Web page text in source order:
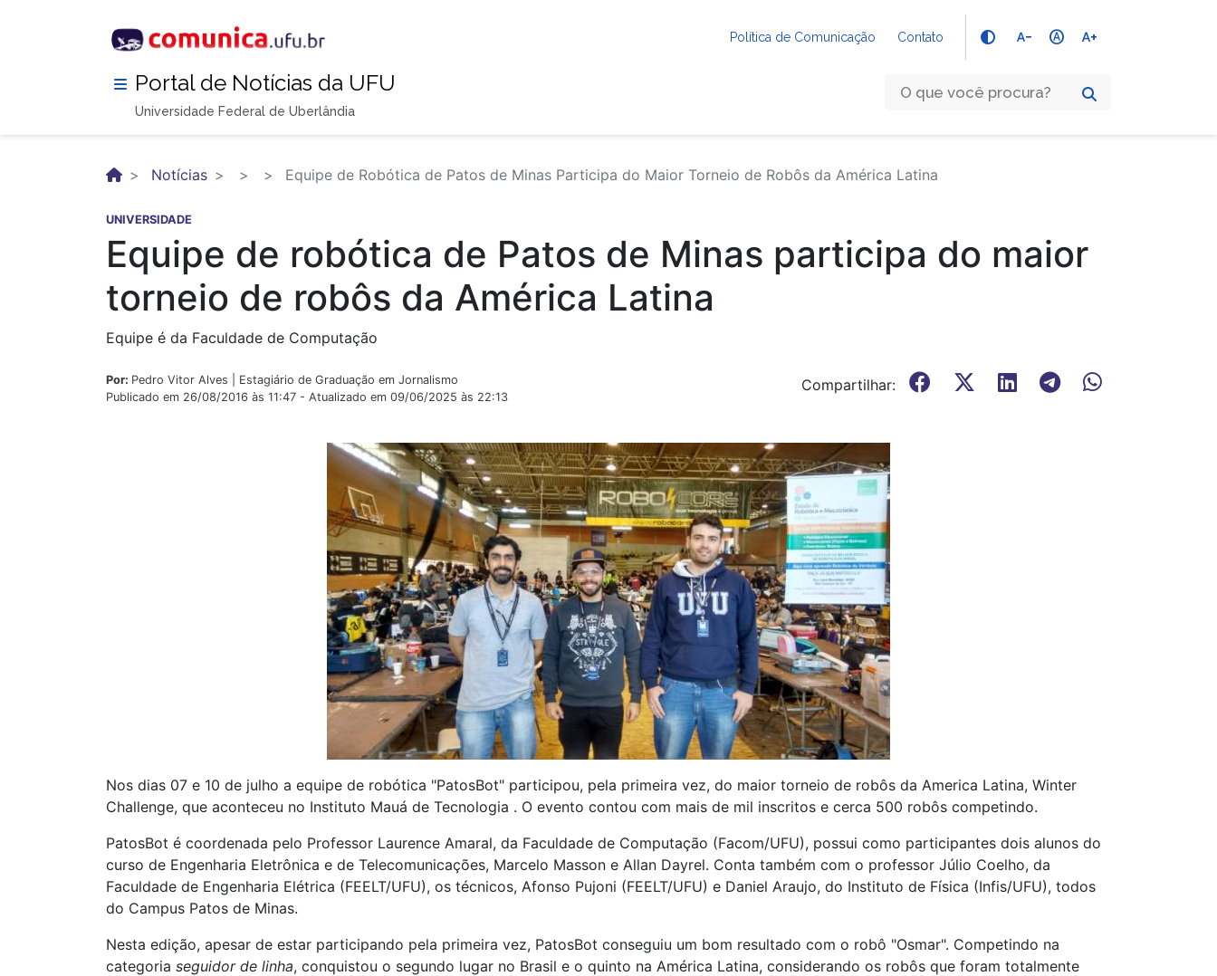
Política de Comunicação Contato text_decrease hdr_auto text_increase
Portal de Notícias da UFU
Universidade Federal de Uberlândia
Notícias Equipe de Robótica de Patos de Minas Participa do Maior Torneio de Robôs da América Latina
UNIVERSIDADE
Equipe de robótica de Patos de Minas participa do maior
torneio de robôs da América Latina
Equipe é da Faculdade de Computação
Por: Pedro Vitor Alves | Estagiário de Graduação em Jornalismo
Publicado em 26/08/2016 às 11:47 - Atualizado em 09/06/2025 às 22:13
Compartilhar:
Nos dias 07 e 10 de julho a equipe de robótica "PatosBot" participou, pela primeira vez, do maior torneio de robôs da America Latina, Winter
Challenge, que aconteceu no Instituto Mauá de Tecnologia . O evento contou com mais de mil inscritos e cerca 500 robôs competindo.
PatosBot é coordenada pelo Professor Laurence Amaral, da Faculdade de Computação (Facom/UFU), possui como participantes dois alunos do
curso de Engenharia Eletrônica e de Telecomunicações, Marcelo Masson e Allan Dayrel. Conta também com o professor Júlio Coelho, da
Faculdade de Engenharia Elétrica (FEELT/UFU), os técnicos, Afonso Pujoni (FEELT/UFU) e Daniel Araujo, do Instituto de Física (Infis/UFU), todos
do Campus Patos de Minas.
Nesta edição, apesar de estar participando pela primeira vez, PatosBot conseguiu um bom resultado com o robô "Osmar". Competindo na
categoria seguidor de linha, conquistou o segundo lugar no Brasil e o quinto na América Latina, considerando os robôs que foram totalmente